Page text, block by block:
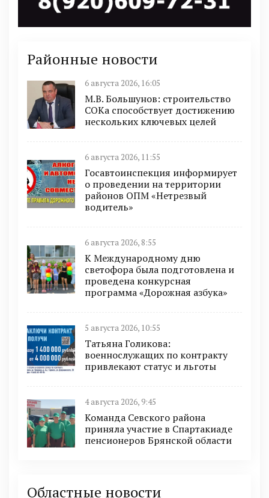
Районные новости
6 августа 2026, 16:05
М.В. Большунов: строительство
СОКа способствует достижению
нескольких ключевых целей
6 августа 2026, 11:55
Госавтоинспекция информирует
о проведении на территории
районов ОПМ «Нетрезвый
водитель»
6 августа 2026, 8:55
К Международному дню
светофора была подготовлена и
проведена конкурсная
программа «Дорожная азбука»
5 августа 2026, 10:55
Татьяна Голикова:
военнослужащих по контракту
привлекают статус и льготы
4 августа 2026, 9:45
Команда Севского района
приняла участие в Спартакиаде
пенсионеров Брянской области
Областные новости